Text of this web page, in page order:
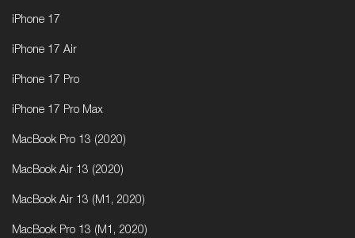
iPhone 17
iPhone 17 Air
iPhone 17 Pro
iPhone 17 Pro Max
MacBook Pro 13 (2020)
MacBook Air 13 (2020)
MacBook Air 13 (M1, 2020)
MacBook Pro 13 (M1, 2020)